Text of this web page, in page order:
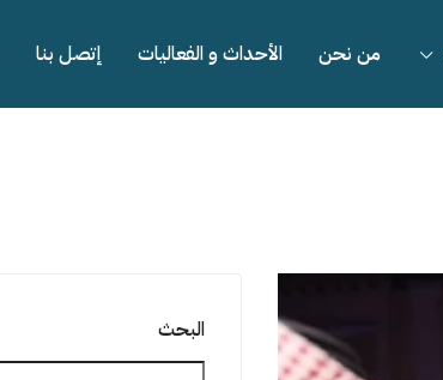
من نحن الأحداث و الفعاليات إتصل بنا
البحث